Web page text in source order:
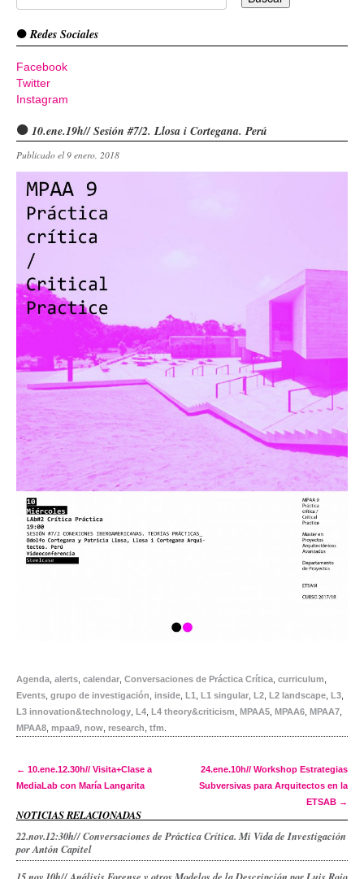
Redes Sociales
Facebook
Twitter
Instagram
10.ene.19h// Sesión #7/2. Llosa i Cortegana. Perú
Publicado el 9 enero, 2018
Agenda alerts calendar Conversaciones de Práctica Crítica curriculum
Events grupo de investigación inside L1 L1 singular L2 L2 landscape L3
L3 innovation&technology L4 L4 theory&criticism MPAA5 MPAA6 MPAA7
MPAA8 mpaa9 now research tfm
Post navigation
← 10.ene.12.30h// Visita+Clase a
MediaLab con María Langarita
24.ene.10h// Workshop Estrategias
Subversivas para Arquitectos en la
ETSAB →
NOTICIAS RELACIONADAS
22.nov.12:30h// Conversaciones de Práctica Crítica. Mi Vida de Investigación
por Antón Capitel